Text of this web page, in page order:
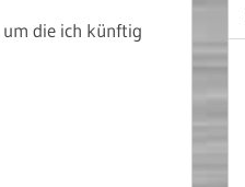
die ich künftig